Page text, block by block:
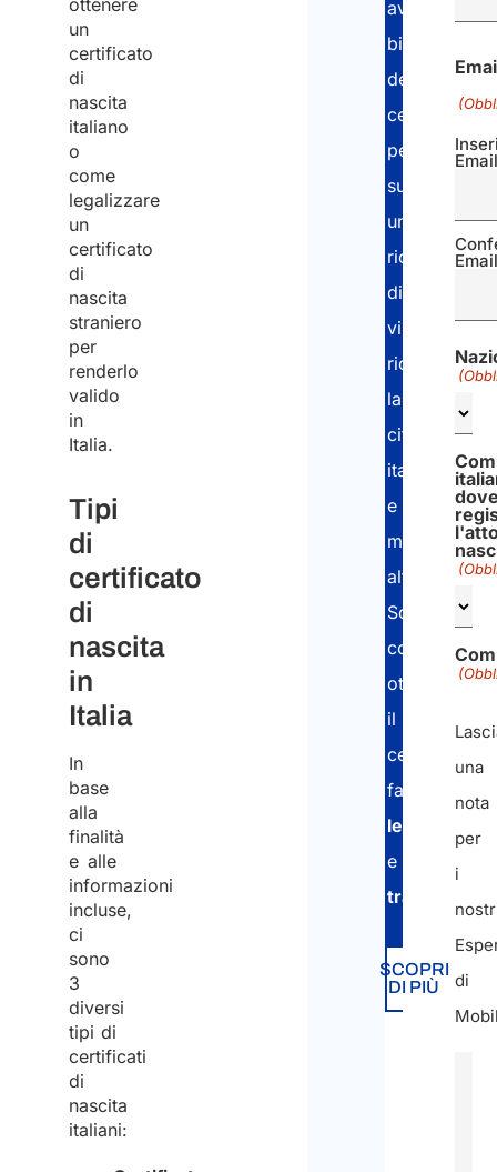
ottenere
un
certificato
di
nascita
italiano
o
come
legalizzare
un
certificato
di
nascita
straniero
per
renderlo
valido
in
Italia.
Tipi
di
certificato
di
nascita
in
Italia
In
base
alla
finalità
e alle
informazioni
incluse,
ci
sono
3
diversi
tipi di
certificati
di
nascita
italiani:
certificati/estratti
stato
civile
aver
bisogno
del
certificato
per
supportare
una
richiesta
di
visto,
richiedere
la
cittadinanza
italiana
e
molto
altro.
Scopri
come
ottenere
il
certificato,
farlo
legalizzare
e
tradurre
SCOPRI
DI PIÙ
una
nota
per
i
di